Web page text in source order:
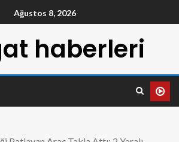
Ağustos 8, 2026
haberleri